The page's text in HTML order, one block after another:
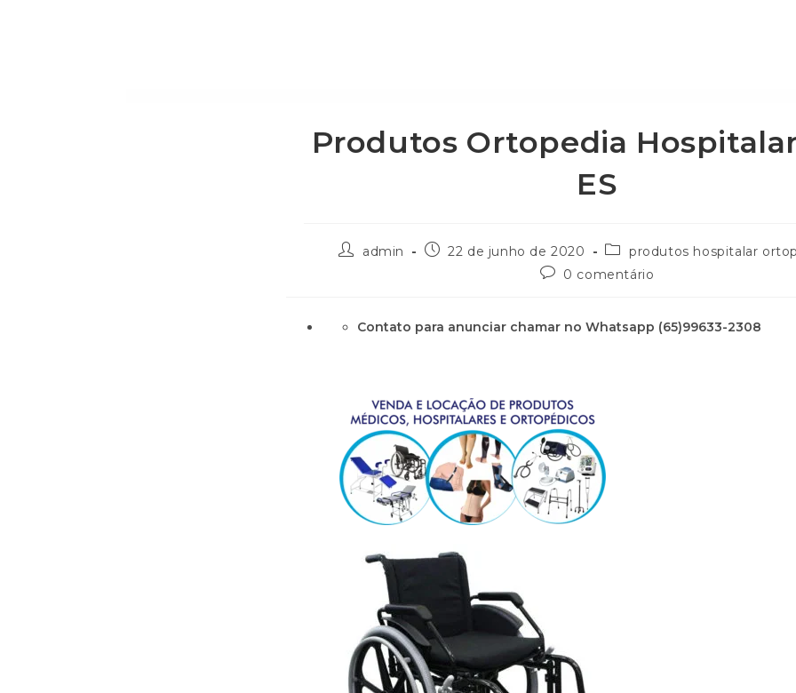
Produtos Ortopedia
ES
admin 22 de junho de 2020
produtos hospitalar
0 comentário
Contato para anunciar chamar no Whatsapp (65)99633-2308